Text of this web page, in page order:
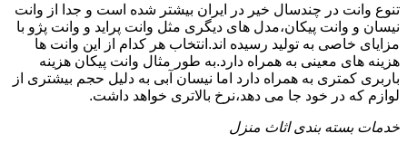
تنوع وانت در چندسال خیر در ایران بیشتر شده است و جدا از وانت
نیسان و وانت پیکان،مدل های دیگری مثل وانت پراید و وانت پژو با
مزایای خاصی به تولید رسیده اند.انتخاب هر کدام از این وانت ها
هزینه های معینی به همراه دارد.به طور مثال وانت پیکان هزینه
باربری کمتری به همراه دارد اما نیسان آبی به دلیل حجم بیشتری از
لوازم که در خود جا می دهد،نرخ بالاتری خواهد داشت.
خدمات بسته بندی اثاث منزل